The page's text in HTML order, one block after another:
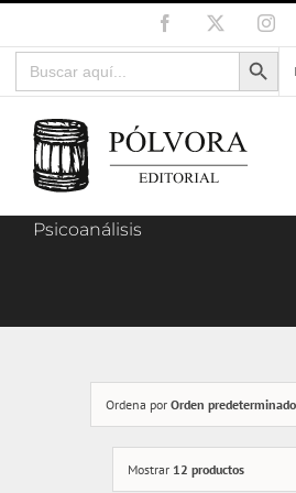
al
contenido
Facebook
Buscar:
Botón de
Psicoanálisis
Ordena por Orden predeterminado
Mostrar 12 productos